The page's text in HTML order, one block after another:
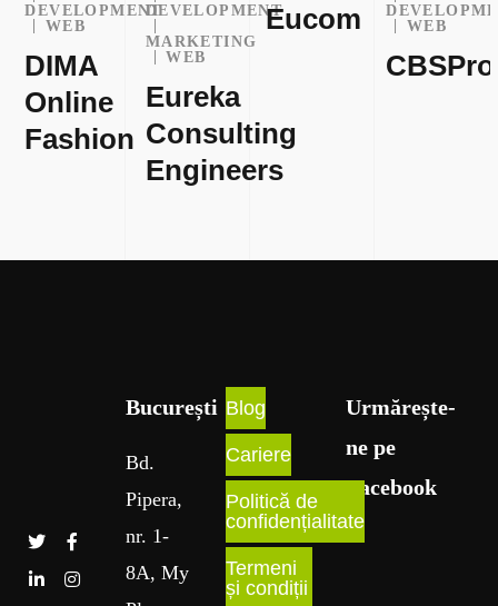
DEVELOPMENT
WEB
DIMA
Online
Fashion
DEVELOPMENT
MARKETING
WEB
Eureka
Consulting
Engineers
Eucom
WEB
CBSPro
București​
Bd.
Pipera,
nr. 1-
8A, My
Blog
Cariere
Politică de
confidențialitate
Termeni
și condiții
Urmărește-
ne pe
Facebook